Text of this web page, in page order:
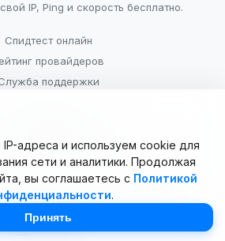
IP, Ping и скорость бесплатно.
Спидтест онлайн
провайдеров
поддержки
использования
(ИП Долматова В.В.). Все права
адреса и используем cookie для
сети и аналитики. Продолжая
вы соглашаетесь с Политикой
.
Принять